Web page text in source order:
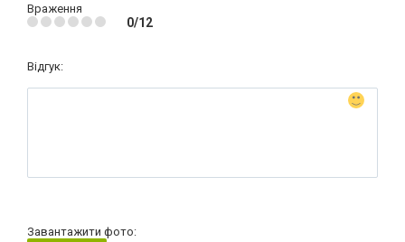
Враження
0/12
Відгук:
Завантажити фото: